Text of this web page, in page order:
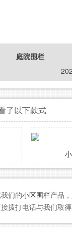
庭院围栏
了以下款式
们的小区围栏产品
拨打电话与我们取